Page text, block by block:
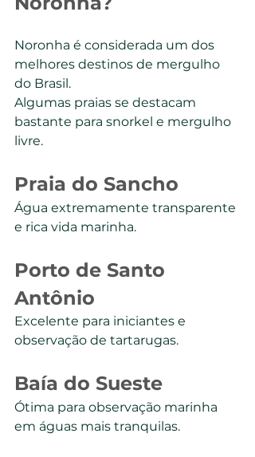
Noronha é considerada um dos
melhores destinos de mergulho
do Brasil.
Algumas praias se destacam
bastante para snorkel e mergulho
livre.
Praia do Sancho
Água extremamente transparente
e rica vida marinha.
Porto de Santo
Antônio
Excelente para iniciantes e
observação de tartarugas.
Baía do Sueste
Ótima para observação marinha
em águas mais tranquilas.